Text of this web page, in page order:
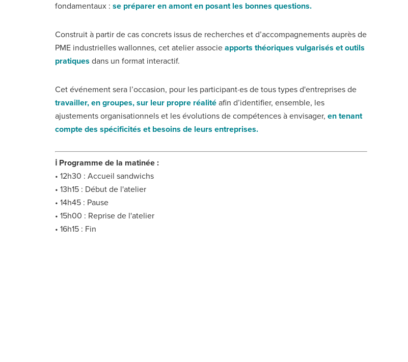
fondamentaux :se préparer en amont en posant les bonnes questions.
Construit à partir de cas concrets issus de recherches et d’accompagnements auprès de
PME industrielles wallonnes, cet atelier associeapports théoriques vulgarisés et outils
pratiques dans un format interactif.
Cet événement sera l’occasion, pour les participant·es de tous types d'entreprises de
travailler, en groupes, sur leur propre réalité afin d’identifier, ensemble, les
ajustements organisationnels et les évolutions de compétences à envisager,en tenant
compte des spécificités et besoins de leurs entreprises.
ℹ️ Programme de la matinée :
• 12h30 : Accueil sandwichs
• 13h15 : Début de l'atelier
• 14h45 : Pause
• 15h00 : Reprise de l'atelier
• 16h15 : Fin